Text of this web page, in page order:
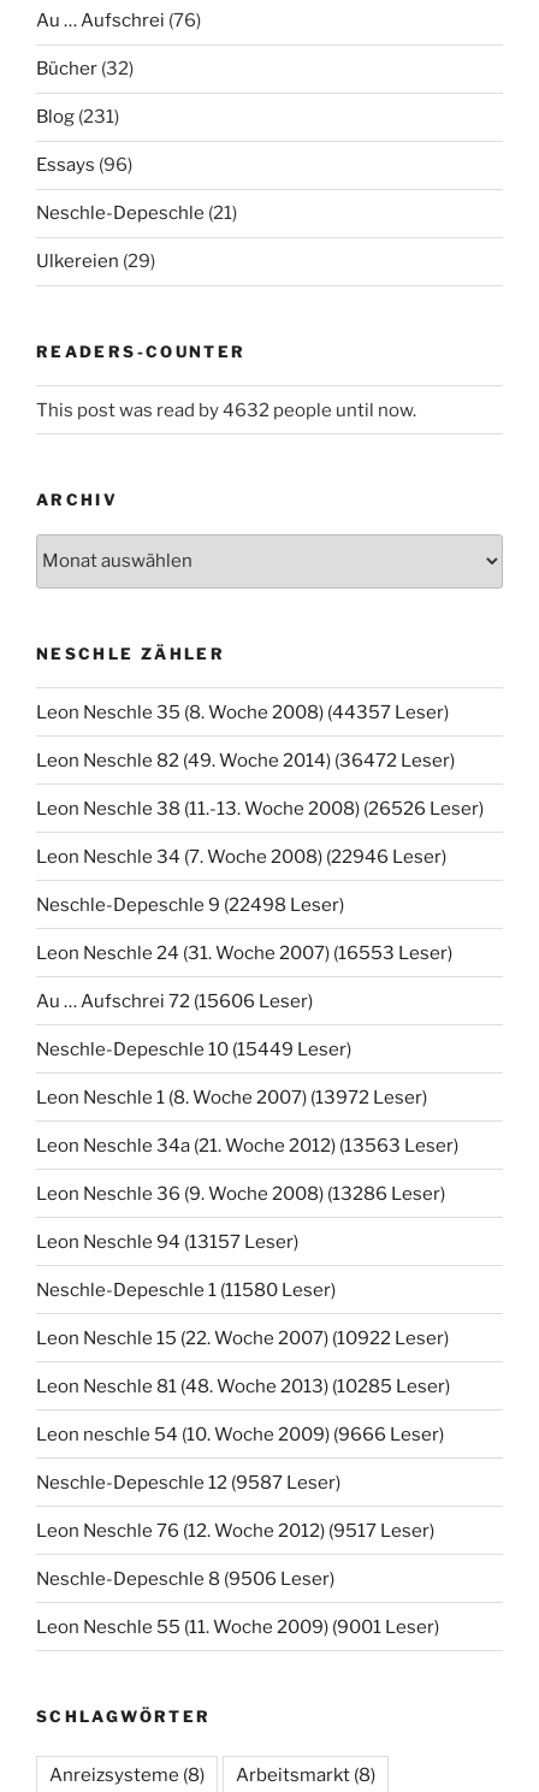
Au … Aufschrei (76)
Bücher (32)
Blog (231)
Essays (96)
Neschle-Depeschle (21)
Ulkereien (29)
READERS-COUNTER
This post was read by 4632 people until now.
ARCHIV
NESCHLE ZÄHLER
Leon Neschle 35 (8. Woche 2008) (44357 Leser)
Leon Neschle 82 (49. Woche 2014) (36472 Leser)
Leon Neschle 38 (11.-13. Woche 2008) (26526 Leser)
Leon Neschle 34 (7. Woche 2008) (22946 Leser)
Neschle-Depeschle 9 (22498 Leser)
Leon Neschle 24 (31. Woche 2007) (16553 Leser)
Au … Aufschrei 72 (15606 Leser)
Neschle-Depeschle 10 (15449 Leser)
Leon Neschle 1 (8. Woche 2007) (13972 Leser)
Leon Neschle 34a (21. Woche 2012) (13563 Leser)
Leon Neschle 36 (9. Woche 2008) (13286 Leser)
Leon Neschle 94 (13157 Leser)
Neschle-Depeschle 1 (11580 Leser)
Leon Neschle 15 (22. Woche 2007) (10922 Leser)
Leon Neschle 81 (48. Woche 2013) (10285 Leser)
Leon neschle 54 (10. Woche 2009) (9666 Leser)
Neschle-Depeschle 12 (9587 Leser)
Leon Neschle 76 (12. Woche 2012) (9517 Leser)
Neschle-Depeschle 8 (9506 Leser)
Leon Neschle 55 (11. Woche 2009) (9001 Leser)
SCHLAGWÖRTER
Anreizsysteme (8) Arbeitsmarkt (8)